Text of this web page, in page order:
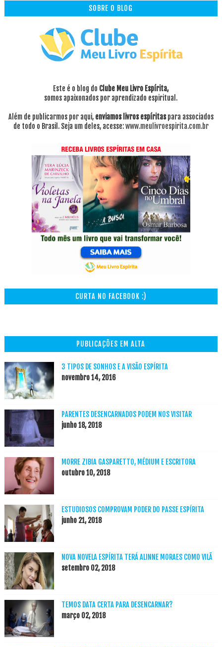
SOBRE O BLOG
Este é o blog do Clube Meu Livro Espírita,
somos apaixonados por aprendizado espiritual.
Além de publicarmos por aqui, enviamos livros espíritaspara associados
de todo o Brasil. Seja um deles, acesse:www.meulivroespirita.com.br
CURTA NO FACEBOOK :)
PUBLICAÇÕES EM ALTA
3 TIPOS DE SONHOS E A VISÃO ESPÍRITA
novembro 14, 2016
PARENTES DESENCARNADOS PODEM NOS VISITAR
junho 18, 2018
MORRE ZIBIA GASPARETTO, MÉDIUM E ESCRITORA
outubro 10, 2018
ESTUDIOSOS COMPROVAM PODER DO PASSE ESPÍRITA
junho 21, 2018
NOVA NOVELA ESPÍRITA TERÁ ALINNE MORAES COMO VILÃ
setembro 02, 2018
TEMOS DATA CERTA PARA DESENCARNAR?
março 02, 2018